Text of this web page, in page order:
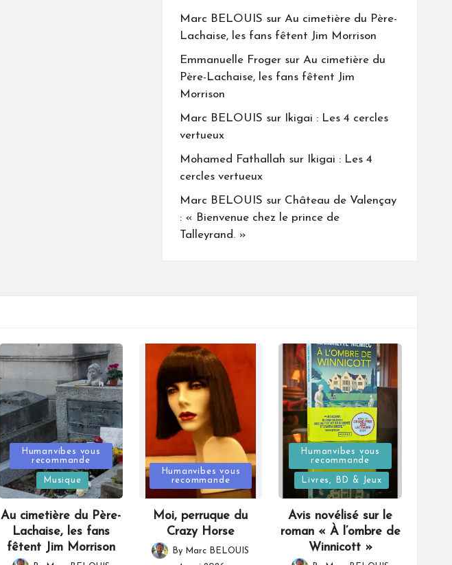
Marc BELOUIS sur Au cimetière du Père-
Lachaise, les fans fêtent Jim Morrison
Emmanuelle Frogersur Au cimetière du
Père-Lachaise, les fans fêtent Jim
Morrison
Marc BELOUIS sur
Ikigai : Les 4 cercles
vertueux
Mohamed Fathallah sur
Ikigai : Les 4
cercles vertueux
Marc BELOUIS sur Château de Valençay
: « Bienvenue chez le prince de
Talleyrand. »
Posted
in
Humanvibes vous
recommande
Musique
Au cimetière du Père-
Lachaise, les fans
fêtent Jim Morrison
Posted
in
Humanvibes vous
recommande
Moi, perruque du
Crazy Horse
Posted
By Marc BELOUIS
Posted
in
Humanvibes vous
recommande
Livres, BD & Jeux
Avis novélisé sur le
roman « À l’ombre de
Winnicott »